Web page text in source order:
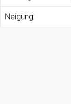
Neigung: